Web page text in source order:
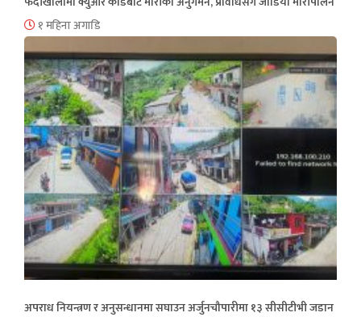
१ महिना अगाडि
अपराध नियन्त्रण र अनुसन्धानमा सघाउन अर्जुनचौपारीमा १३ सीसीटीभी जडान